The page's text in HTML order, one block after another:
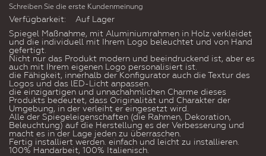
Schreiben Sie die erste Kundenmeinung
Verfügbarkeit:
Auf Lager
Spiegel Maßnahme, mit Aluminiumrahmen in Holz verkleidet
und die individuell mit Ihrem Logo beleuchtet und von Hand
gefertigt.
Nicht nur das Produkt modern und beeindruckend ist, aber es
auch mit Ihrem eigenen Logo personalisiert ist.
die Fähigkeit, innerhalb der Konfigurator auch die Textur des
Logos und das lED-Licht anpassen.
die einzigartigen und unnachahmlichen Charme dieses
Produkts bedeutet, dass Originalität und Charakter der
Umgebung, in der verleiht er eingesetzt wird.
Alle der Spiegeleigenschaften (die Rahmen, Dekoration,
Beleuchtung) auf die Herstellung es der Verbesserung und
macht es in der Lage jeden zu überraschen.
Fertig installiert werden. einfach und leicht zu installieren.
100% Handarbeit, 100% Italienisch.